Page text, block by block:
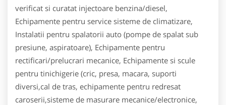
verificat si curatat injectoare benzina/diesel,
Echipamente pentru service sisteme de climatizare,
Instalatii pentru spalatorii auto (pompe de spalat sub
presiune, aspiratoare), Echipamente pentru
rectificari/prelucrari mecanice, Echipamente si scule
pentru tinichigerie (cric, presa, macara, suporti
diversi,cal de tras, echipamente pentru redresat
caroserii,sisteme de masurare mecanice/electronice,